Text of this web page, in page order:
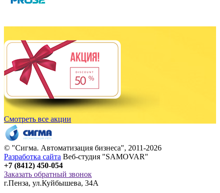
Смотреть все акции
© "Сигма. Автоматизация бизнеса", 2011-2026
Разработка сайта Веб-студия "SAMOVAR"
+7 (8412) 450-054
Заказать обратный звонок
г.Пенза, ул.Куйбышева, 34А